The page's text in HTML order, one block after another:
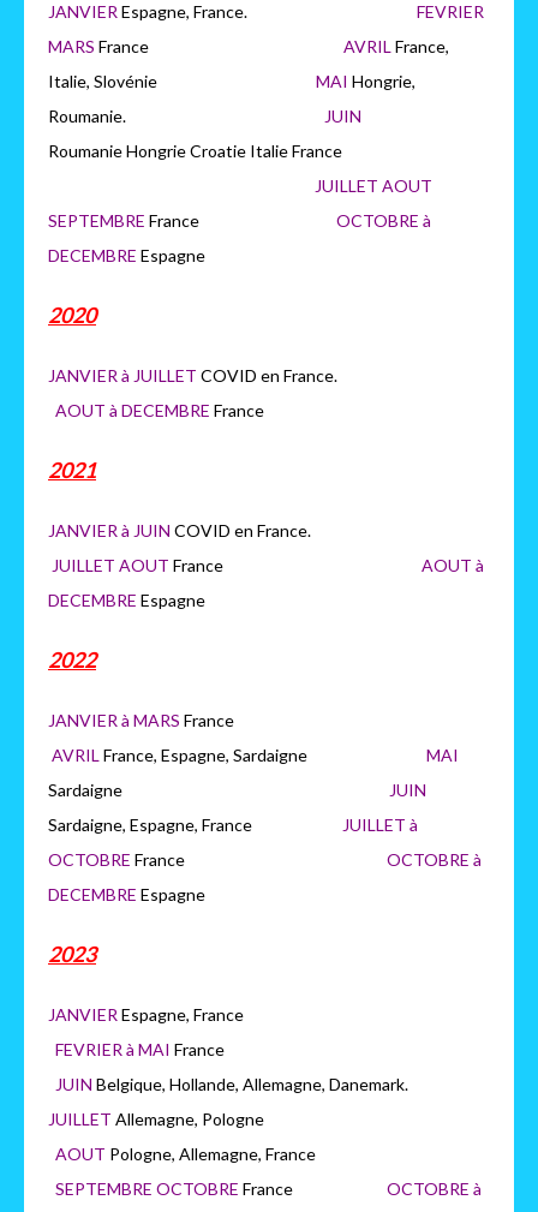
JANVIER Espagne, France. FEVRIER
MARS France AVRIL France,
Italie, Slovénie MAI Hongrie,
Roumanie.
JUIN
Roumanie Hongrie Croatie Italie France
JUILLET AOUT
SEPTEMBRE France OCTOBRE à
DECEMBRE Espagne
2020
JANVIER à JUILLET COVID en France.
AOUT à DECEMBRE France
2021
JANVIER à JUIN COVID en France.
JUILLET AOUT France AOUT à
DECEMBRE Espagne
2022
JANVIER à MARS France
AVRIL France, Espagne, Sardaigne MAI
Sardaigne
JUIN
Sardaigne, Espagne, France
JUILLET à
OCTOBRE France OCTOBRE à
DECEMBRE Espagne
2023
JANVIER Espagne, France
FEVRIER à MAI France
JUIN Belgique, Hollande, Allemagne, Danemark.
JUILLET Allemagne, Pologne
AOUT Pologne, Allemagne, France
SEPTEMBRE OCTOBRE France OCTOBRE à